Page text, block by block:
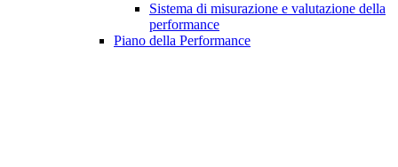
Sistema di misurazione e valutazione della
performance
Piano della Performance